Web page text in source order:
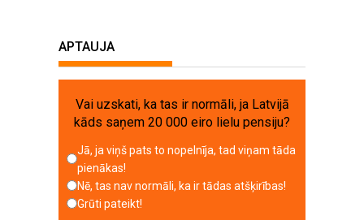
APTAUJA
Vai uzskati, ka tas ir normāli, ja Latvijā
kāds saņem 20 000 eiro lielu pensiju?
Jā, ja viņš pats to nopelnīja, tad viņam tāda
pienākas!
Nē, tas nav normāli, ka ir tādas atšķirības!
Grūti pateikt!